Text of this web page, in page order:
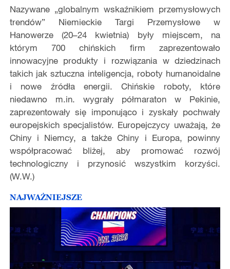
Video
Nazywane „globalnym wskaźnikiem przemysłowych
trendów” Niemieckie Targi Przemysłowe w
Hanowerze (20–24 kwietnia) były miejscem, na
którym 700 chińskich firm zaprezentowało
innowacyjne produkty i rozwiązania w dziedzinach
takich jak sztuczna inteligencja, roboty humanoidalne
i nowe źródła energii. Chińskie roboty, które
niedawno m.in. wygrały półmaraton w Pekinie,
zaprezentowały się imponująco i zyskały pochwały
europejskich specjalistów. Europejczycy uważają, że
Chiny i Niemcy, a także Chiny i Europa, powinny
współpracować bliżej, aby promować rozwój
technologiczny i przynosić wszystkim korzyści.
(W.W.)
NAJWAŻNIEJSZE